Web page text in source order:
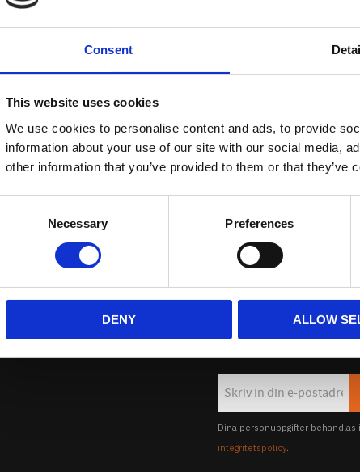
Consent
This website uses cookies
We use cookies to personalise content and ads, to provide
information about your use of our site with our social media,
other information that you’ve provided to them or that
Necessary Preferences
DENY ALLOW
Oss
Fredag 10.00-12.00
vi på mejl)
Policy
Dina personuppgifter behandlas
integritetspolicy.